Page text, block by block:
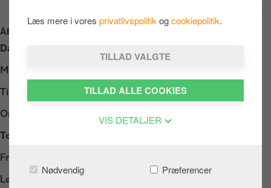
Læs mere i vores privatlivspolitik ogcookiepolitik.
TILLAD VALGTE
TILLAD ALLE COOKIES
VIS DETALJER
Nødvendig
Præferencer
ÅBNINGSTIDER
Dag
Mandag
Tirsdag
Døgnåbent
Onsdag
Torsdag
Fredag
Lørdag